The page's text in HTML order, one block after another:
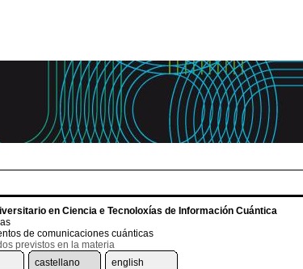
en Ciencia e Tecnoloxías de Información Cuántica
de comunicaciones cuánticas
previstos en la materia
castellano
english